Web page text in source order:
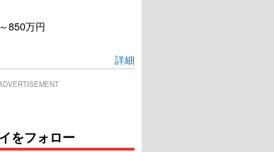
850万円
詳細
をフォロー